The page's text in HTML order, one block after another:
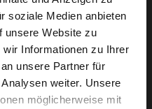
soziale Medien anbieten
unsere Website zu
Informationen zu Ihrer
unsere Partner für
weiter. Unsere
möglicherweise mit